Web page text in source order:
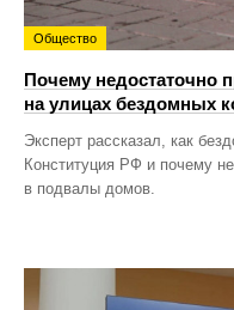
Общество
Почему недостаточно
на улицах бездомных
Эксперт рассказал, как
Конституция РФ и почему
в подвалы домов.